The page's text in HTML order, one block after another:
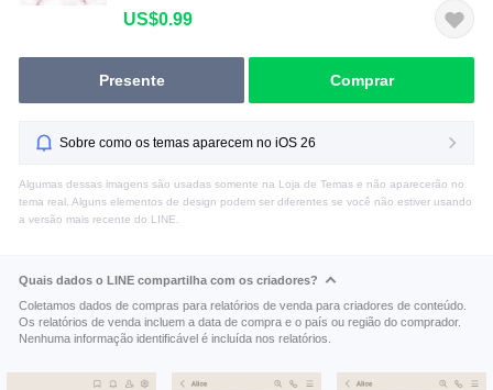
US$0.99
Presente Comprar
Sobre como os temas aparecem no iOS 26
Algumas dessas imagens são usadas somente na Loja de Temas e não aparecerão no
tema real. Alguns elementos de design podem ser diferentes se você não estiver usando
a versão mais recente do LINE.
Quais dados o LINE compartilha com os criadores?
Coletamos dados de compras para relatórios de venda para criadores de conteúdo.
Os relatórios de venda incluem a data de compra e o país ou região do comprador.
Nenhuma informação identificável é incluída nos relatórios.